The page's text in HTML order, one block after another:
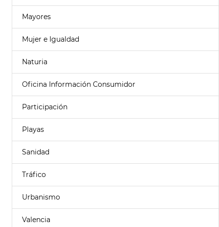
Mayores
Mujer e Igualdad
Naturia
Oficina Información Consumidor
Participación
Playas
Sanidad
Tráfico
Urbanismo
Valencia